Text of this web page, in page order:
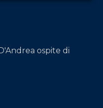
ospite di